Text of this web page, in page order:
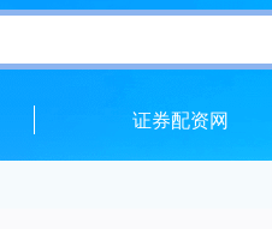
证券配资网